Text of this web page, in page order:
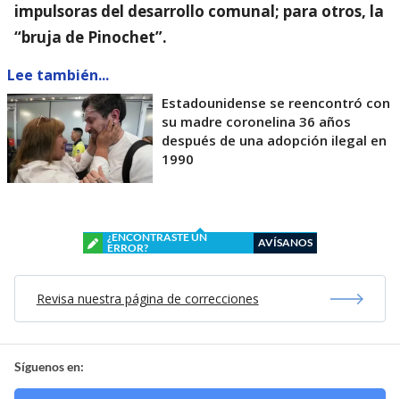
impulsoras del desarrollo comunal; para otros, la
“bruja de Pinochet”.
Lee también...
Estadounidense se reencontró con
su madre coronelina 36 años
después de una adopción ilegal en
1990
¿ENCONTRASTE UN
ERROR?
AVÍSANOS
Revisa nuestra página de correcciones
Síguenos en: